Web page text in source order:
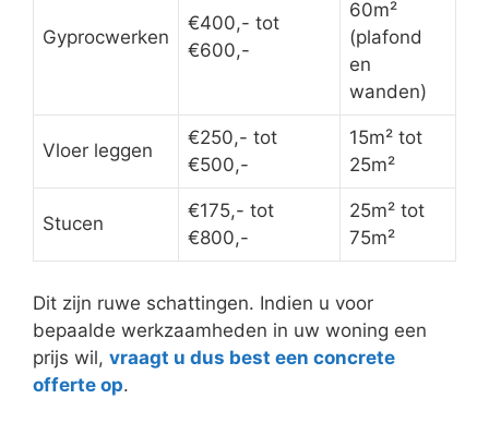
Gyprocwerken
€400,- tot
€600,-
60m²
(plafond
en
wanden)
Vloer leggen
€250,- tot
€500,-
15m² tot
25m²
Stucen
€175,- tot
€800,-
25m² tot
75m²
Dit zijn ruwe schattingen. Indien u voor
bepaalde werkzaamheden in uw woning een
prijs wil, vraagt u dus best een concrete
offerte op.